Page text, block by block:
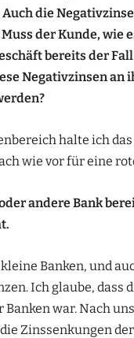
die
der Kunde, wie
bereits der
Negativzinsen an
halte ich das
wie vor für eine
andere Bank
Banken, und
Ich glaube, dass
war. Nach
Zinssenkungen